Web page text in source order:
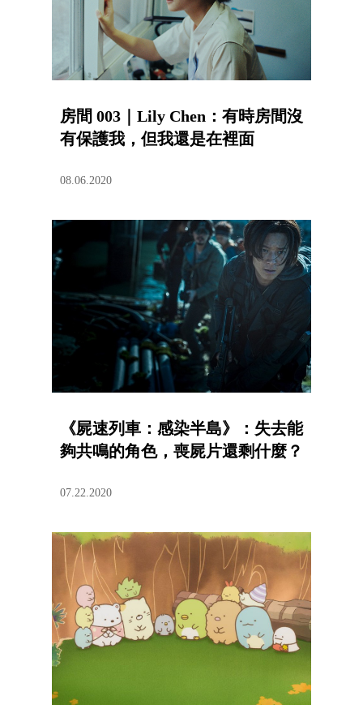
房間 003｜Lily Chen：有時房間沒
有保護我，但我還是在裡面
08.06.2020
《屍速列車：感染半島》：失去能
夠共鳴的角色，喪屍片還剩什麼？
07.22.2020